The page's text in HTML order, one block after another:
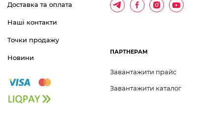
Доставка та оплата
Наші контакти
Точки продажу
Новини
ПАРТНЕРАМ
Завантажити прайс
Завантажити каталог